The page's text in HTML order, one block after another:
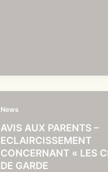
News
AVIS AUX PARENTS –
ECLAIRCISSEMENT
CONCERNANT « LES
DE GARDE